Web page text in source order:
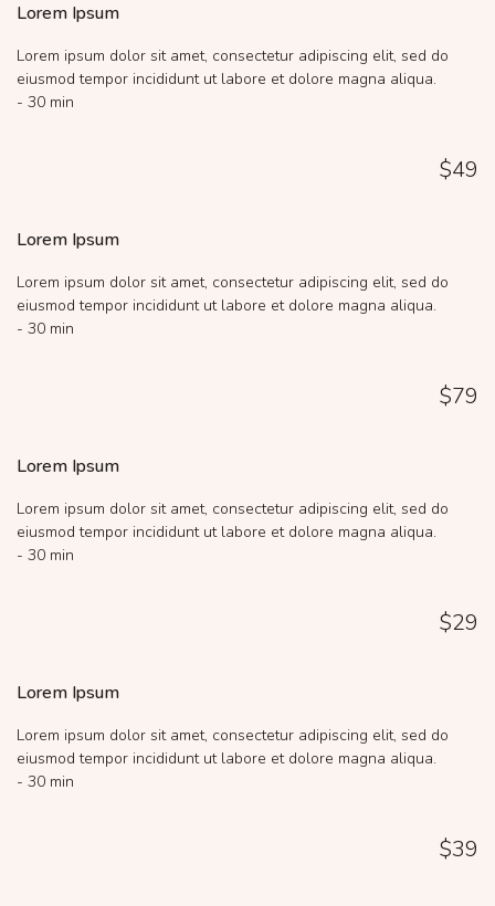
Lorem Ipsum
Lorem ipsum dolor sit amet, consectetur adipiscing elit, sed do
eiusmod tempor incididunt ut labore et dolore magna aliqua.
- 30 min
$49
Lorem Ipsum
Lorem ipsum dolor sit amet, consectetur adipiscing elit, sed do
eiusmod tempor incididunt ut labore et dolore magna aliqua.
- 30 min
$79
Lorem Ipsum
Lorem ipsum dolor sit amet, consectetur adipiscing elit, sed do
eiusmod tempor incididunt ut labore et dolore magna aliqua.
- 30 min
$29
Lorem Ipsum
Lorem ipsum dolor sit amet, consectetur adipiscing elit, sed do
eiusmod tempor incididunt ut labore et dolore magna aliqua.
- 30 min
$39